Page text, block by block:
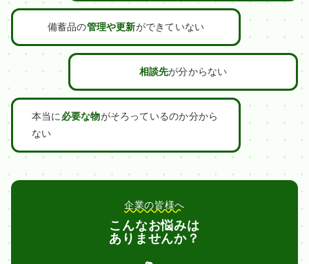
企業の皆様へ
こんなお悩みは
ありませんか？
備蓄品の管理や更新ができていない
相談先が分からない
本当に 必要な物がそろっているのか分から
ない